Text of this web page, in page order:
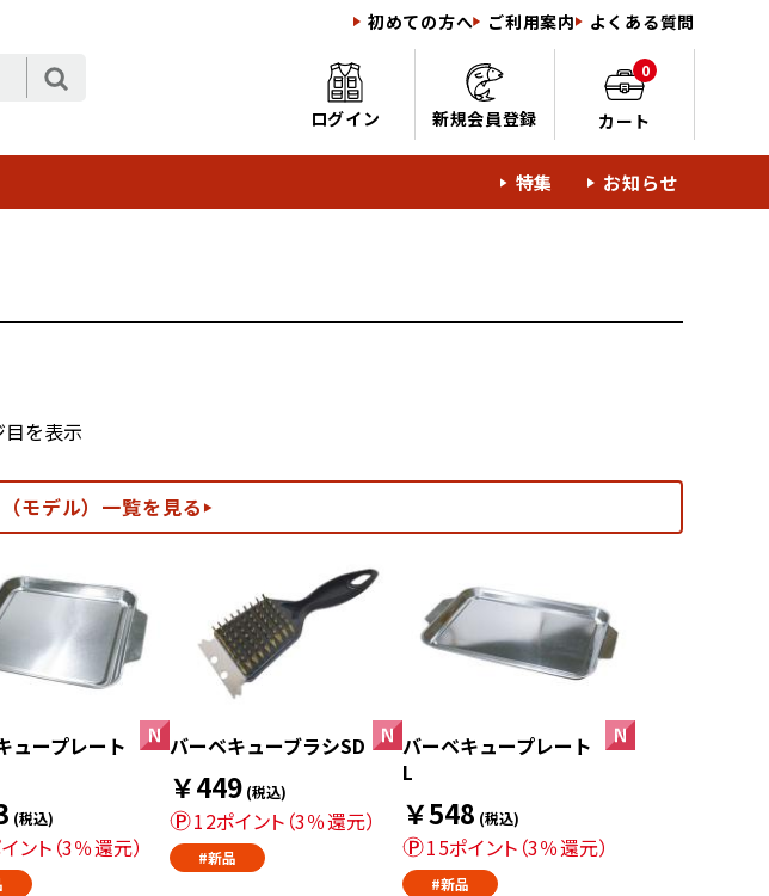
初めての方へ ご利用案内 よくある質問
ログイン 新規会員登録
0
カート
特集 お知らせ
を表示
モデル）一覧を見る
ュープレート
(税込)
ント（3％還元）
バーベキューブラシSD
￥449 (税込)
12ポイント（3％還元）
#新品
バーベキュープレート
L
￥548 (税込)
15ポイント（3％還元）
#新品